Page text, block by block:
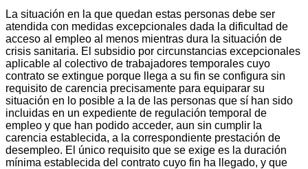
La situación en la que quedan estas personas debe ser
atendida con medidas excepcionales dada la dificultad de
acceso al empleo al menos mientras dura la situación de
crisis sanitaria. El subsidio por circunstancias excepcionales
aplicable al colectivo de trabajadores temporales cuyo
contrato se extingue porque llega a su fin se configura sin
requisito de carencia precisamente para equiparar su
situación en lo posible a la de las personas que sí han sido
incluidas en un expediente de regulación temporal de
empleo y que han podido acceder, aun sin cumplir la
carencia establecida, a la correspondiente prestación de
desempleo. El único requisito que se exige es la duración
mínima establecida del contrato cuyo fin ha llegado, y que